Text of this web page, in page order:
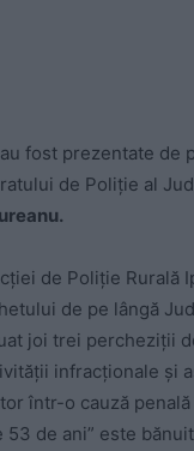
fost prezentate de
de Poliție al
de Poliţie Rurală
de pe lângă
joi trei percheziţii
infracţionale şi
într-o cauză penală
53 de ani” este